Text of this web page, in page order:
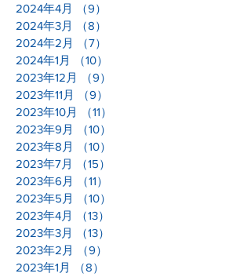
2024年4月
（9）
2024年3月
（8）
2024年2月
（7）
2024年1月
（10）
2023年12月
（9）
2023年11月
（9）
2023年10月
（11）
2023年9月
（10）
2023年8月
（10）
2023年7月
（15）
2023年6月
（11）
2023年5月
（10）
2023年4月
（13）
2023年3月
（13）
2023年2月
（9）
2023年1月
（8）